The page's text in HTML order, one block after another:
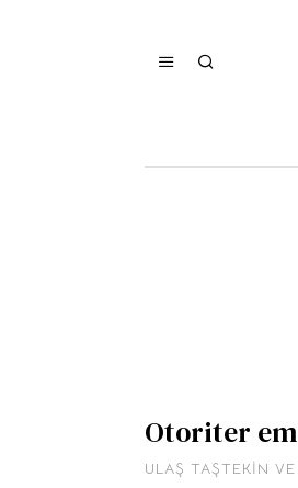
Otoriter
ULAŞ TAŞTEKIN VE